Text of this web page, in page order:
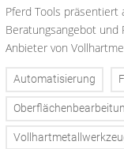
Pferd Tools präsentiert
Beratungsangebot und
Anbieter von
Automatisierung